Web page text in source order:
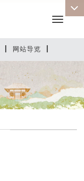
| 网站导览 |
Toggle